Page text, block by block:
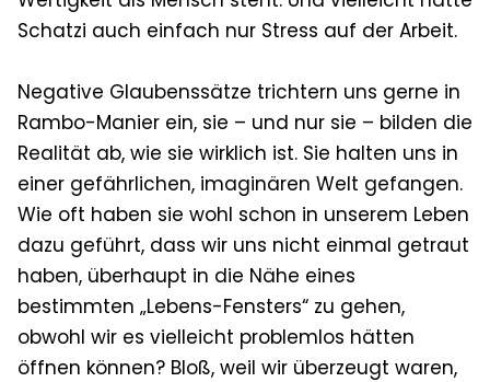
Schatzi auch einfach nur Stress auf der Arbeit.
Negative Glaubenssätze trichtern uns gerne in
Rambo-Manier ein, sie – und nur sie – bilden die
Realität ab, wie sie wirklich ist. Sie halten uns in
einer gefährlichen, imaginären Welt gefangen.
Wie oft haben sie wohl schon in unserem Leben
dazu geführt, dass wir uns nicht einmal getraut
haben, überhaupt in die Nähe eines
bestimmten „Lebens-Fensters“ zu gehen,
obwohl wir es vielleicht problemlos hätten
öffnen können? Bloß, weil wir überzeugt waren,